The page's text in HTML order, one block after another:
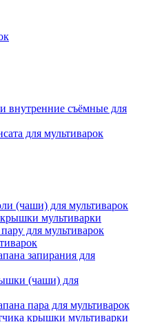
внутренние съёмные для
для мультиварок
(чаши) для мультиварок
мультиварки
для мультиварок
запирания для
(чаши) для
пара для мультиварок
крышки мультиварки